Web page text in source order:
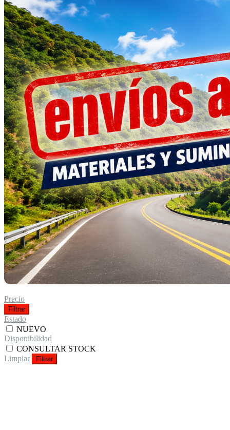
Precio
Filtrar
Estado
NUEVO
Disponibilidad
CONSULTAR STOCK
Limpiar
Filtrar